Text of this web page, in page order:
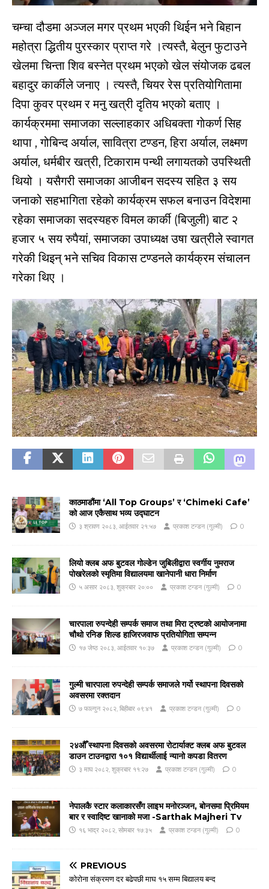
चम्चा दौडमा अञ्जल मगर प्रथम भएकी थिईन भने बिहान
महोत्रा द्धितीय पुरस्कार प्राप्त गरे ।त्यस्तै, बेलुन फुटाउने
खेलमा चिन्ता शिव बस्नेत प्रथम भएको खेल संयोजक ढबल
बहादुर कार्कीले जनाए । त्यस्तै, चियर रेस प्रतियोगितामा
दिपा कुवर प्रथम र मनु खत्री दृतिय भएको बताए ।
कार्यक्रममा समाजका सल्लाहकार अधिबक्ता गाेकर्ण सिह
थापा , गोबिन्द अर्याल, सावित्रा टण्डन, हिरा अर्याल, लक्ष्मण
अर्याल, धर्मबीर खत्री, टिकाराम पन्थी लगायतको उपस्थिती
थियो । यसैगरी समाजका आजीबन सदस्य सहित ३ सय
जनाको सहभागिता रहेको कार्यक्रम सफल बनाउन विदेशमा
रहेका समाजका सदस्यहरु विमल कार्की (बिजुली) बाट २
हजार ५ सय रुपैयां, समाजका उपाध्यक्ष उषा खत्रीले स्वागत
गरेकी थिइन् भने सचिव विकास टण्डनले कार्यक्रम संचालन
गरेका थिए ।
काठमाडौंमा ‘All Top Groups’ र ‘Chimeki Cafe’
को आज एकैसाथ भव्य उद्घाटन
३ श्रावण २०८३, आईतवार २१:५७ प्रकाश टन्डन (गुल्मी) 0
लियो क्लब अफ बुटवल गोल्डेन जुबिलीद्वारा स्वर्गीय नुमराज
पोखरेलको स्मृतिमा विद्यालयमा खानेपानी धारा निर्माण
५ असार २०८३, शुक्रबार २०:०० प्रकाश टन्डन (गुल्मी) 0
चारपाला रुपन्देही सम्पर्क समाज तथा मिरा ट्रष्टको आयोजनामा
चौथो रनिङ शिल्ड हाजिरजवाफ प्रतियोगिता सम्पन्न
१७ जेष्ठ २०८३, आईतवार १०:३७ प्रकाश टन्डन (गुल्मी) 0
गुल्मी चारपाला रुपन्देही सम्पर्क समाजले गर्यो स्थापना दिवसको
अवसरमा रक्तदान
७ फाल्गुन २०८२, बिहीबार ०९:४१ प्रकाश टन्डन (गुल्मी) 0
२४औँ स्थापना दिवसको अवसरमा रोटार्याक्ट क्लब अफ बुटवल
डाउन टाउनद्वारा १०१ विद्यार्थीलाई न्यानो कपडा वितरण
३ माघ २०८२, शुक्रबार ११:२७ प्रकाश टन्डन (गुल्मी) 0
नेपालकै स्टार कलाकारसँग लाइभ मनोरञ्जन, बोनसमा प्रिमियम
बार र स्वादिष्ट खानाको मजा -Sarthak Majheri Tv
१६ भाद्र २०८२, सोमबार १७:३५ प्रकाश टन्डन (गुल्मी) 0
PREVIOUS
कोरोना संक्रमण दर बढेपछी माघ १५ सम्म बिद्यालय बन्द